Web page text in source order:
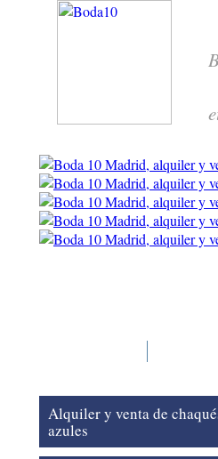
Alquiler y venta de
azules